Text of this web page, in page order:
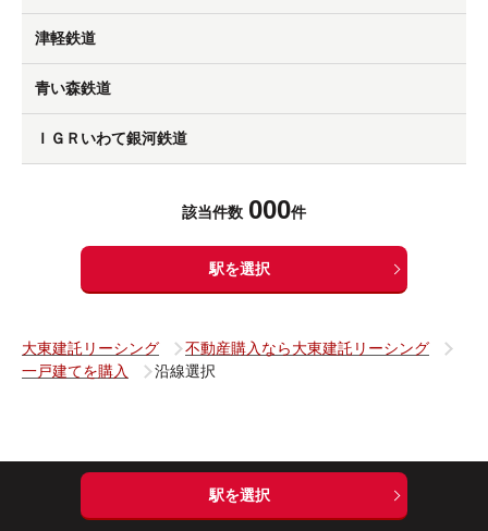
津軽鉄道
青い森鉄道
ＩＧＲいわて銀河鉄道
該当件数 000件
駅を選択
駅を選択
大東建託リーシング
不動産購入なら大東建託リーシング
一戸建てを購入
沿線選択
物件を